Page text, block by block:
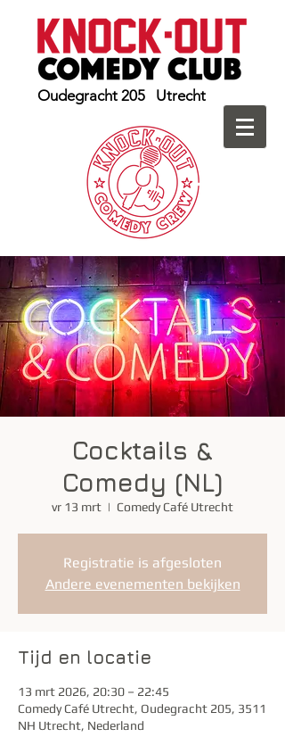
Oudegracht 205 Utrecht
Cocktails &
Comedy (NL)
vr 13 mrt
  |
Comedy Café Utrecht
Registratie is afgesloten
Andere evenementen bekijken
Tijd en locatie
13 mrt 2026, 20:30 – 22:45
Comedy Café Utrecht, Oudegracht 205, 3511
NH Utrecht, Nederland